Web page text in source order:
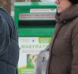
шрифта: А А А